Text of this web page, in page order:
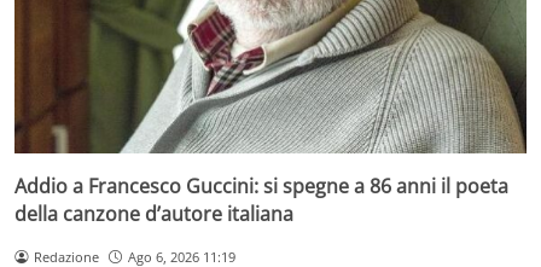
Addio a Francesco Guccini: si spegne a 86 anni il poeta
della canzone d’autore italiana
Redazione Ago 6, 2026 11:19